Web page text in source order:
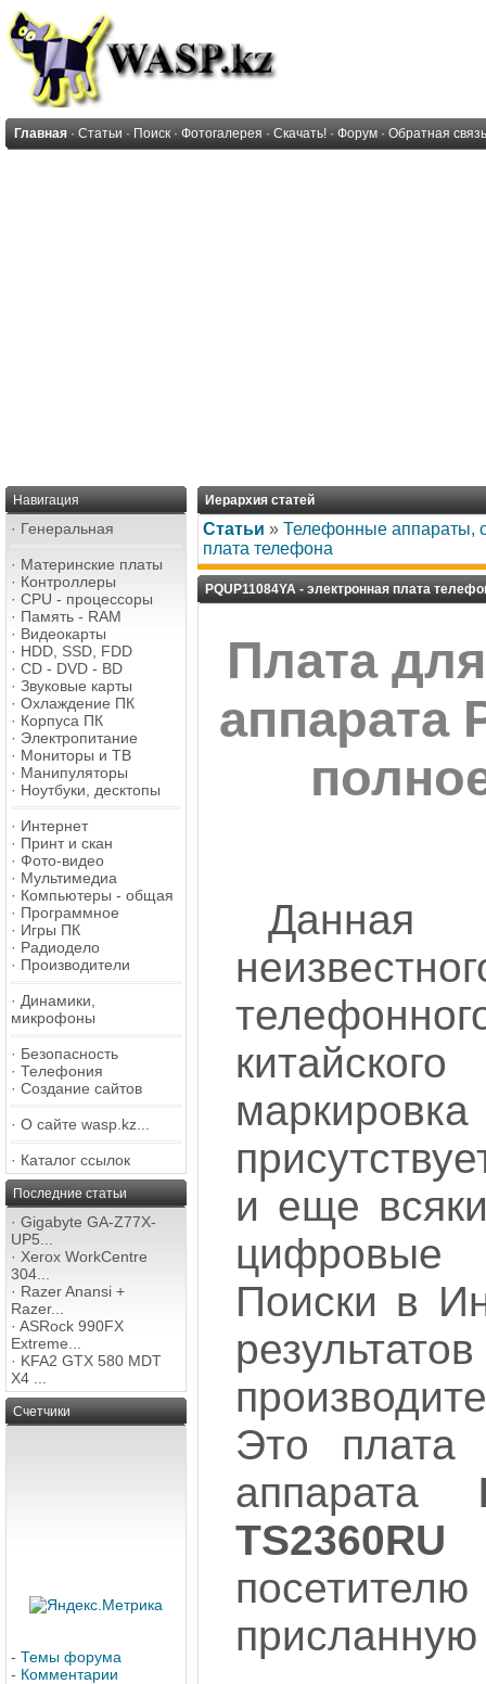
Главная · Статьи · Поиск · Фотогалерея · Скачать! · Форум · Обратная связь
Навигация
· Генеральная
· Материнские платы
· Контроллеры
· CPU - процессоры
· Память - RAM
· Видеокарты
· HDD, SSD, FDD
· CD - DVD - BD
· Звуковые карты
· Охлаждение ПК
· Корпуса ПК
· Электропитание
· Мониторы и ТВ
· Манипуляторы
· Ноутбуки, десктопы
· Интернет
· Принт и скан
· Фото-видео
· Мультимедиа
· Компьютеры - общая
· Программное
· Игры ПК
· Радиодело
· Производители
· Динамики,
микрофоны
· Безопасность
· Телефония
· Создание сайтов
· О сайте wasp.kz...
· Каталог ссылок
Последние статьи
· Gigabyte GA-Z77X-
UP5...
· Xerox WorkCentre
304...
· Razer Anansi +
Razer...
· ASRock 990FX
Extreme...
· KFA2 GTX 580 MDT
X4 ...
Счетчики
- Темы форума
- Комментарии
Иерархия статей
Статьи » Телефонные аппараты,
плата телефона
PQUP11084YA - электронная плата
Плата
аппарата
и еще
цифровые
Поиски в
Это плата
аппарата
TS2360RU